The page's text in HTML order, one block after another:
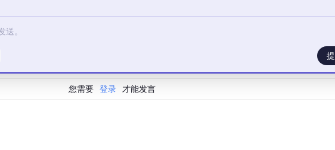
您需要 登录 才能发言